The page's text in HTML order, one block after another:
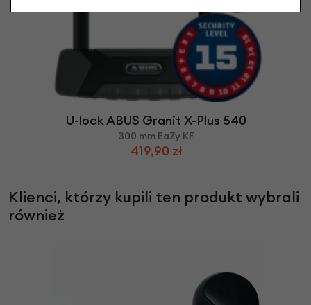
U-lock ABUS Granit X-Plus 540
300 mm EaZy KF
419,90 zł
Klienci, którzy kupili ten produkt wybrali
również